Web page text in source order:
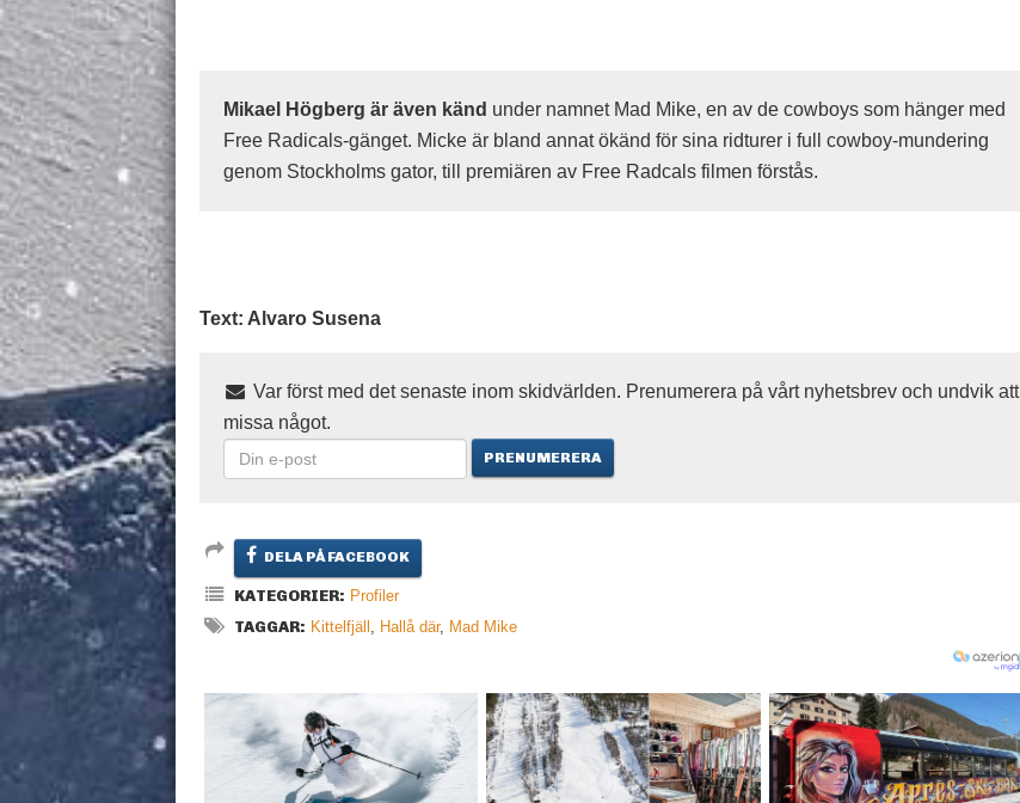
Mikael Högberg är även känd under namnet Mad Mike, en av de cowboys som hänger med
Free Radicals-gänget. Micke är bland annat ökänd för sina ridturer i full cowboy-mundering
genom Stockholms gator, till premiären av Free Radcals filmen förstås.
Text: Alvaro Susena
Var först med det senaste inom skidvärlden. Prenumerera på vårt nyhetsbrev och undvik att
missa något.
DELA PÅ FACEBOOK
KATEGORIER: Profiler
TAGGAR: Kittelfjäll , Hallå där, Mad Mike